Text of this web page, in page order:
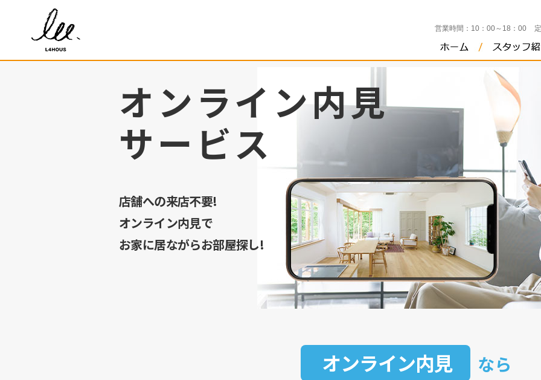
営業時間： 10：00～18：00
オンライン内見
サービス
店舗への来店不要!
オンライン内見で
お家に居ながらお部屋探し!
オンライン内見 なら